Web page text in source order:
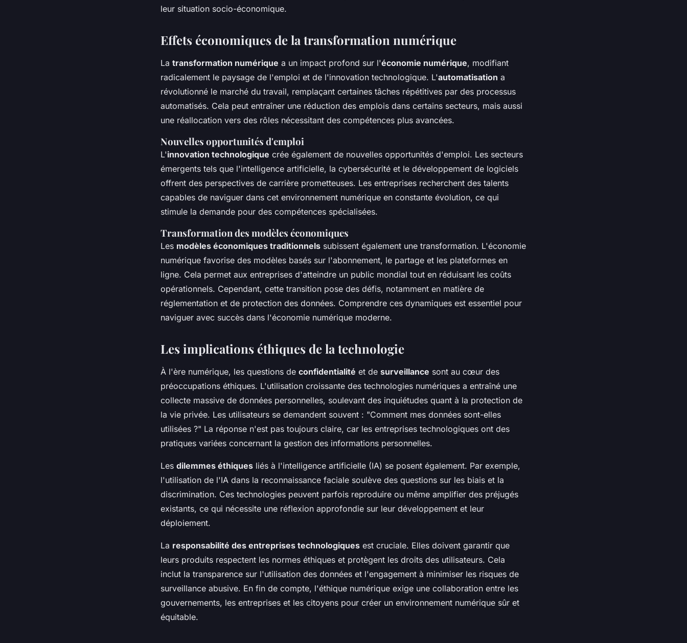
leur situation socio-économique.
Effets économiques de la transformation numérique
La transformation numérique a un impact profond sur l'économie numérique, modifiant
radicalement le paysage de l'emploi et de l'innovation technologique. L'automatisation a
révolutionné le marché du travail, remplaçant certaines tâches répétitives par des processus
automatisés. Cela peut entraîner une réduction des emplois dans certains secteurs, mais aussi
une réallocation vers des rôles nécessitant des compétences plus avancées.
Nouvelles opportunités d'emploi
L'innovation technologique crée également de nouvelles opportunités d'emploi. Les secteurs
émergents tels que l'intelligence artificielle, la cybersécurité et le développement de logiciels
offrent des perspectives de carrière prometteuses. Les entreprises recherchent des talents
capables de naviguer dans cet environnement numérique en constante évolution, ce qui
stimule la demande pour des compétences spécialisées.
Transformation des modèles économiques
Les modèles économiques traditionnels subissent également une transformation. L'économie
numérique favorise des modèles basés sur l'abonnement, le partage et les plateformes en
ligne. Cela permet aux entreprises d'atteindre un public mondial tout en réduisant les coûts
opérationnels. Cependant, cette transition pose des défis, notamment en matière de
réglementation et de protection des données. Comprendre ces dynamiques est essentiel pour
naviguer avec succès dans l'économie numérique moderne.
Les implications éthiques de la technologie
À l'ère numérique, les questions de confidentialité et de surveillance sont au cœur des
préoccupations éthiques. L'utilisation croissante des technologies numériques a entraîné une
collecte massive de données personnelles, soulevant des inquiétudes quant à la protection de
la vie privée. Les utilisateurs se demandent souvent : "Comment mes données sont-elles
utilisées ?" La réponse n'est pas toujours claire, car les entreprises technologiques ont des
pratiques variées concernant la gestion des informations personnelles.
Les dilemmes éthiques liés à l'intelligence artificielle (IA) se posent également. Par exemple,
l'utilisation de l'IA dans la reconnaissance faciale soulève des questions sur les biais et la
discrimination. Ces technologies peuvent parfois reproduire ou même amplifier des préjugés
existants, ce qui nécessite une réflexion approfondie sur leur développement et leur
déploiement.
La responsabilité des entreprises technologiques est cruciale. Elles doivent garantir que
leurs produits respectent les normes éthiques et protègent les droits des utilisateurs. Cela
inclut la transparence sur l'utilisation des données et l'engagement à minimiser les risques de
surveillance abusive. En fin de compte, l'éthique numérique exige une collaboration entre les
gouvernements, les entreprises et les citoyens pour créer un environnement numérique sûr et
équitable.